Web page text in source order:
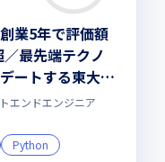
業5年で評価額
最先端テクノ
ートする東大発
エンドエンジニア
Python